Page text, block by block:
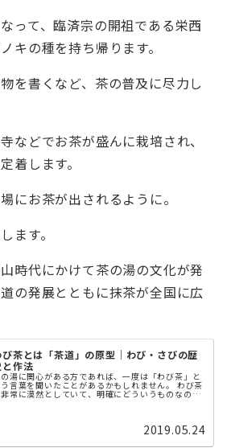
って、臨済宗の開祖である栄西
キの種を持ち帰ります。
を書くなど、茶の普及に尽力し
などでお茶が盛んに栽培され、
着します。
にお茶が出されるように。
ます。
時代にかけて茶の湯の文化が発
の発展とともに抹茶が全国に広
び茶とは「茶道」の原型｜わび・さびの歴
と作法
湯に関心がある方であれば、一度は「わび茶」と
言葉を聞いたことがあるかもしれません。 わび茶
常に漠然としていて、明確にどういうものなのか
2019.05.24